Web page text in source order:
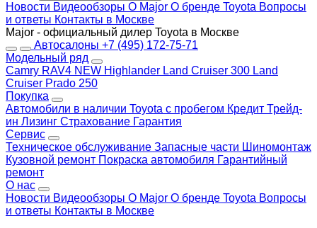
Новости Видеообзоры О Major О бренде Toyota Вопросы
и ответы Контакты в Москве
Major - официальный дилер Toyota в Москве
Автосалоны +7 (495) 172-75-71
Модельный ряд
Camry RAV4 NEW Highlander Land Cruiser 300 Land
Cruiser Prado 250
Покупка
Автомобили в наличии Toyota с пробегом Кредит Трейд-
ин Лизинг Страхование Гарантия
Сервис
Техническое обслуживание Запасные части Шиномонтаж
Кузовной ремонт Покраска автомобиля Гарантийный
ремонт
О нас
Новости Видеообзоры О Major О бренде Toyota Вопросы
и ответы Контакты в Москве